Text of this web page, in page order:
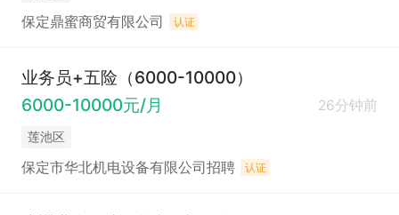
保定鼎蜜商贸有限公司 认证
业务员+五险（6000-10000）
6000-10000元/月
26分钟前
莲池区
保定市华北机电设备有限公司招聘 认证